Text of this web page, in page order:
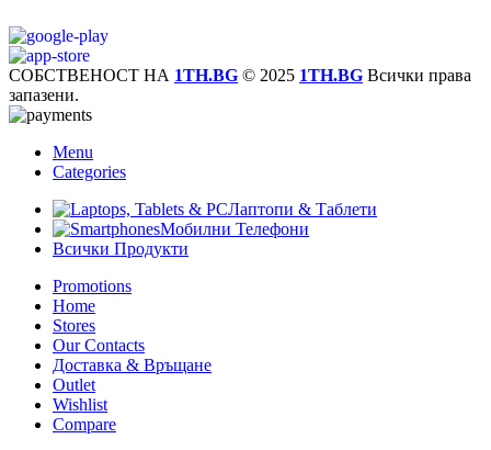
СОБСТВЕНОСТ НА 1TH.BG © 2025 1TH.BG Всички права
запазени.
Menu
Categories
Лаптопи & Таблети
Мобилни Телефони
Всички Продукти
Promotions
Home
Stores
Our Contacts
Доставка & Връщане
Outlet
Wishlist
Compare